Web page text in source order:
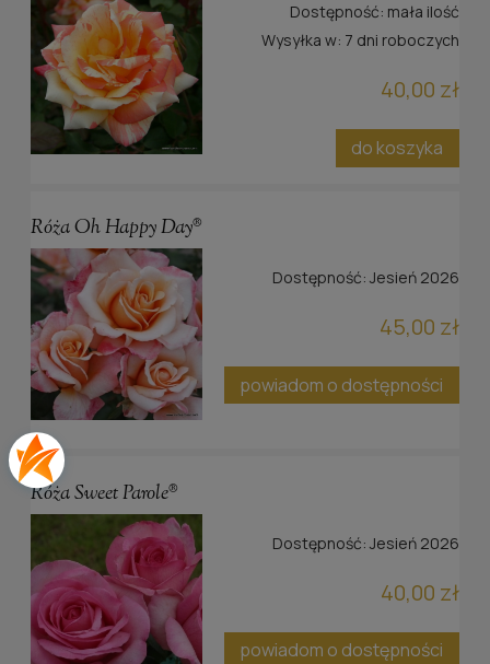
Dostępność: mała ilość
Wysyłka w: 7 dni roboczych
40,00 zł
do koszyka
Róża Oh Happy Day®
Dostępność: Jesień 2026
45,00 zł
powiadom o dostępności
Róża Sweet Parole®
Dostępność: Jesień 2026
40,00 zł
powiadom o dostępności